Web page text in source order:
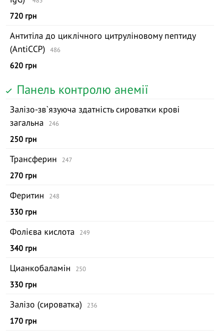
720 грн
Антитіла до циклічного цитруліновому пептиду
(AntiCCP)
486
620 грн
Панель контролю анемії
Залізо-зв`язуюча здатність сироватки крові
загальна
246
250 грн
Трансферин 247
270 грн
Феритин 248
330 грн
Фолієва кислота 249
340 грн
Цианкобаламін 250
330 грн
Залізо (сироватка) 236
170 грн